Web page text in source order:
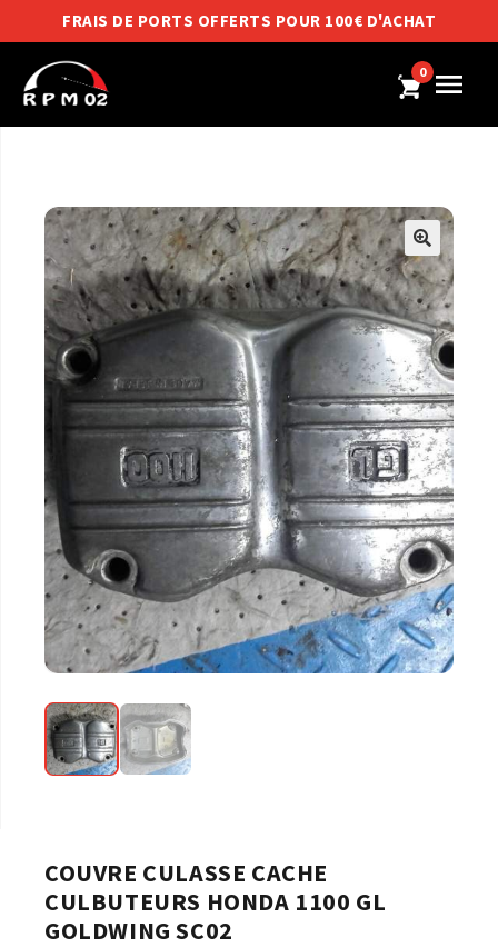
FRAIS DE PORTS OFFERTS POUR 100€ D'ACHAT
0
COUVRE CULASSE CACHE
CULBUTEURS HONDA 1100 GL
GOLDWING SC02